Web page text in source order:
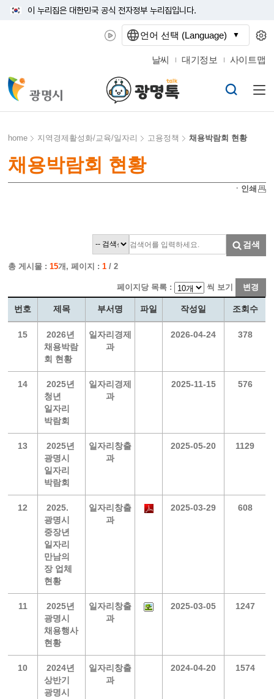
이 누리집은 대한민국 공식 전자정부 누리집입니다.
날씨 대기정보 사이트맵
home 지역경제활성화/교육/일자리 고용정책 채용박람회 현황
채용박람회 현황
ㆍ인쇄
검색
총 게시물 :15개, 페이지 :1 / 2
페이지당 목록 : 씩 보기 변경
번호 제목 부서명 파일 작성일 조회수
15
2026년
채용박람
회 현황
일자리경제
과
2026-04-24 378
14
2025년
청년
일자리
박람회
일자리경제
과
2025-11-15 576
13
2025년
광명시
일자리
박람회
일자리창출
과
2025-05-20 1129
12
2025.
광명시
중장년
일자리
만남의
장 업체
현황
일자리창출
과
2025-03-29 608
11
2025년
광명시
채용행사
현황
일자리창출
과
2025-03-05 1247
10
2024년
상반기
광명시
일자리창출
과
2024-04-20 1574
언어 선택 (Language)